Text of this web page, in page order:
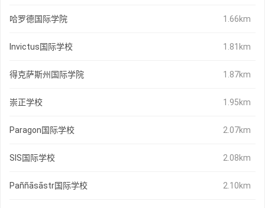
哈罗德国际学院 1.66km
Invictus国际学校 1.81km
得克萨斯州国际学院 1.87km
崇正学校 1.95km
Paragon国际学校 2.07km
SIS国际学校 2.08km
Paññāsāstr国际学校 2.10km